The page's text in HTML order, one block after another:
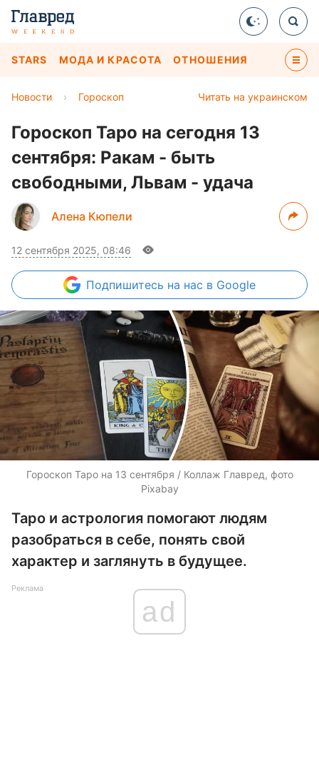
STARS МОДА И КРАСОТА ОТНОШЕНИЯ
Читать на украинском
Новости › Гороскоп
Гороскоп Таро на сегодня 13
сентября: Ракам - быть
свободными, Львам - удача
Алена Кюпели
12 сентября 2025, 08:46
Подпишитесь на нас в Google
Гороскоп Таро на 13 сентября / Коллаж Главред, фото
Pixabay
Таро и астрология помогают людям
разобраться в себе, понять свой
характер и заглянуть в будущее.
Реклама
ad